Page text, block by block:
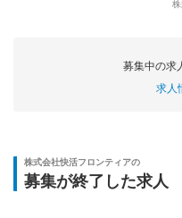
イベント
募集中の求
求人
株式会社快活フロンティアの
募集が終了した求人